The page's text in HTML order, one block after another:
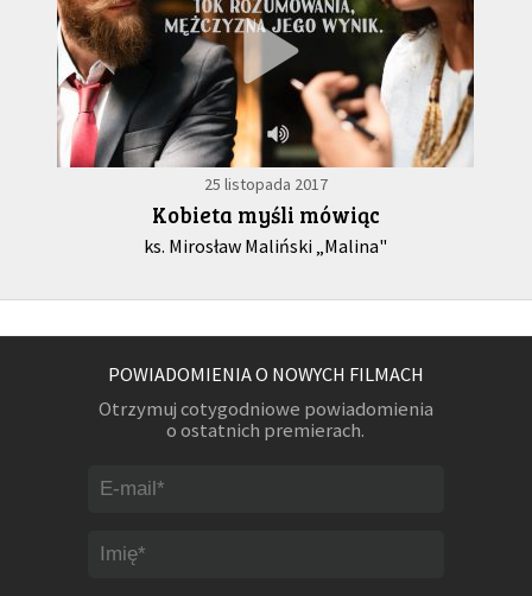
25 listopada 2017
Kobieta myśli mówiąc
ks. Mirosław Maliński „Malina"
POWIADOMIENIA O NOWYCH FILMACH
Otrzymuj cotygodniowe powiadomienia
o ostatnich premierach.